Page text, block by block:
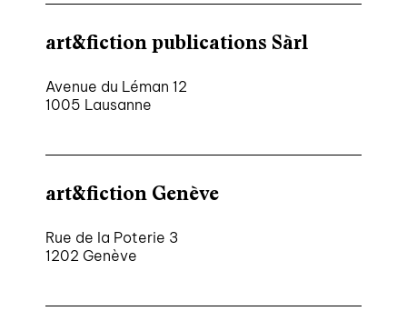
art&fiction publications Sàrl
Avenue du Léman 12
1005 Lausanne
art&fiction Genève
Rue de la Poterie 3
1202 Genève